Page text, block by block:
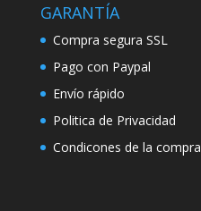
GARANTÍA
Compra segura SSL
Pago con Paypal
Envío rápido
Politica de Privacidad
Condicones de la compra